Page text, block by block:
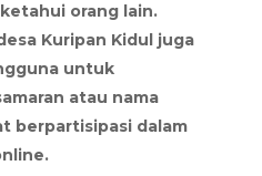
orang lain.
Kuripan Kidul juga
untuk
atau nama
berpartisipasi dalam